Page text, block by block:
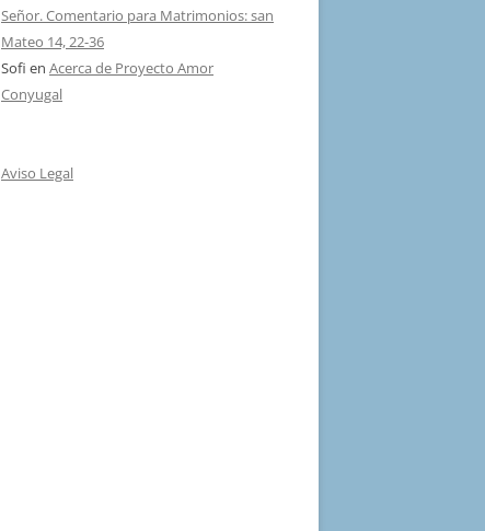
Señor. Comentario para Matrimonios: san
Mateo 14, 22-36
Sofi en Acerca de Proyecto Amor
Conyugal
Aviso Legal